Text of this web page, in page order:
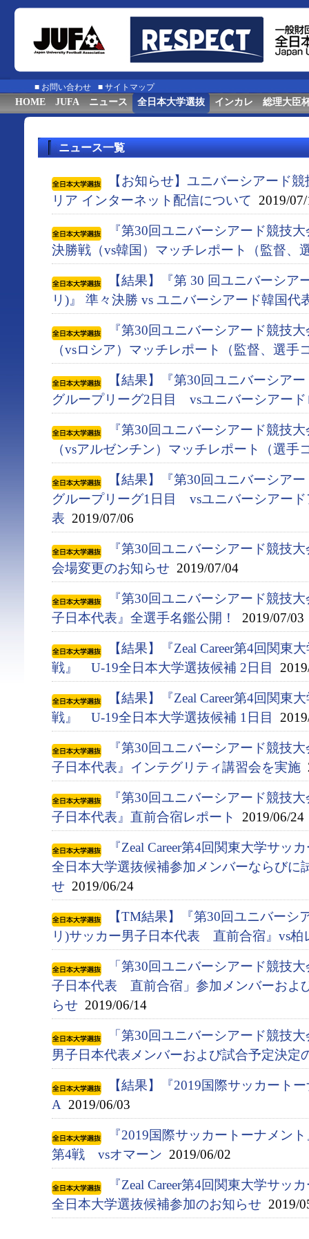
■ お問い合わせ ■ サイトマップ
HOME JUFA ニュース 全日本大学選抜 インカレ 総理大臣
ニュース一覧
【お知らせ】ユニバーシアード
リア インターネット配信について 2019/
『第30回ユニバーシアード競技
決勝戦（vs韓国）マッチレポート（監督、
【結果】『第 30 回ユニバーシア
リ)』 準々決勝 vs ユニバーシアード韓国代
『第30回ユニバーシアード競技
（vsロシア）マッチレポート（監督、選手
【結果】『第30回ユニバーシア
グループリーグ2日目 vsユニバーシアード
『第30回ユニバーシアード競技
（vsアルゼンチン）マッチレポート（選手
【結果】『第30回ユニバーシア
グループリーグ1日目 vsユニバーシアー
表 2019/07/06
『第30回ユニバーシアード競技
会場変更のお知らせ 2019/07/04
『第30回ユニバーシアード競技
子日本代表』全選手名鑑公開！
2019/07/03
【結果】『Zeal Career第4回関東
戦』 U-19全日本大学選抜候補 2日目
【結果】『Zeal Career第4回関東
戦』 U-19全日本大学選抜候補 1日目
『第30回ユニバーシアード競技
子日本代表』インテグリティ講習会を実施
『第30回ユニバーシアード競技
子日本代表』直前合宿レポート
2019/06/24
『Zeal Career第4回関東大学サ
全日本大学選抜候補参加メンバーならびに
せ 2019/06/24
【TM結果】『第30回ユニバーシ
リ)サッカー男子日本代表 直前合宿』vs柏
「第30回ユニバーシアード競技
子日本代表 直前合宿」参加メンバーおよ
らせ 2019/06/14
「第30回ユニバーシアード競技
男子日本代表メンバーおよび試合予定決定
【結果】『2019国際サッカート
A 2019/06/03
『2019国際サッカートーナメン
第4戦 vsオマーン 2019/06/02
『Zeal Career第4回関東大学サ
全日本大学選抜候補参加のお知らせ 2019/